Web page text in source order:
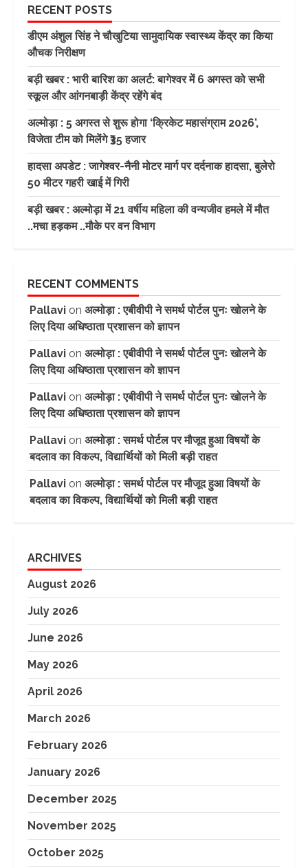
RECENT POSTS
डीएम अंशुल सिंह ने चौखुटिया सामुदायिक स्वास्थ्य केंद्र का किया
औचक निरीक्षण
बड़ी खबर : भारी बारिश का अलर्ट: बागेश्वर में 6 अगस्त को सभी
स्कूल और आंगनबाड़ी केंद्र रहेंगे बंद
अल्मोड़ा : 5 अगस्त से शुरू होगा ‘क्रिकेट महासंग्राम 2026’,
विजेता टीम को मिलेंगे ₹35 हजार
हादसा अपडेट : जागेश्वर-नैनी मोटर मार्ग पर दर्दनाक हादसा, बुलेरो
50 मीटर गहरी खाई में गिरी
बड़ी खबर : अल्मोड़ा में 21 वर्षीय महिला की वन्यजीव हमले में मौत
..मचा हड़कम ..मौके पर वन विभाग
RECENT COMMENTS
Pallavi on अल्मोड़ा : एबीवीपी ने समर्थ पोर्टल पुनः खोलने के
लिए दिया अधिष्ठाता प्रशासन को ज्ञापन
Pallavi on अल्मोड़ा : एबीवीपी ने समर्थ पोर्टल पुनः खोलने के
लिए दिया अधिष्ठाता प्रशासन को ज्ञापन
Pallavi on अल्मोड़ा : एबीवीपी ने समर्थ पोर्टल पुनः खोलने के
लिए दिया अधिष्ठाता प्रशासन को ज्ञापन
Pallavi on अल्मोड़ा : समर्थ पोर्टल पर मौजूद हुआ विषयों के
बदलाव का विकल्प, विद्यार्थियों को मिली बड़ी राहत
Pallavi on अल्मोड़ा : समर्थ पोर्टल पर मौजूद हुआ विषयों के
बदलाव का विकल्प, विद्यार्थियों को मिली बड़ी राहत
ARCHIVES
August 2026
July 2026
June 2026
May 2026
April 2026
March 2026
February 2026
January 2026
December 2025
November 2025
October 2025